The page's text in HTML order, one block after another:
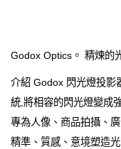
Godox Optics。 精煉的
介紹 Godox 閃光燈投
統,將相容的閃光燈變成
專為人像、商品拍攝、
精準、質感、意境塑造光